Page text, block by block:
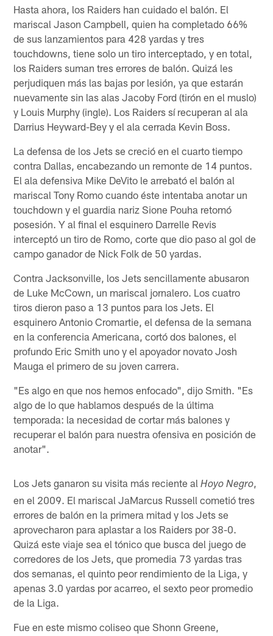
Hasta ahora, los Raiders han cuidado el balón. El
mariscal Jason Campbell, quien ha completado 66%
de sus lanzamientos para 428 yardas y tres
touchdowns, tiene solo un tiro interceptado, y en total,
los Raiders suman tres errores de balón. Quizá les
perjudiquen más las bajas por lesión, ya que estarán
nuevamente sin las alas Jacoby Ford (tirón en el muslo)
y Louis Murphy (ingle). Los Raiders sí recuperan al ala
Darrius Heyward-Bey y el ala cerrada Kevin Boss.
La defensa de los Jets se creció en el cuarto tiempo
contra Dallas, encabezando un remonte de 14 puntos.
El ala defensiva Mike DeVito le arrebató el balón al
mariscal Tony Romo cuando éste intentaba anotar un
touchdown y el guardia nariz Sione Pouha retomó
posesión. Y al final el esquinero Darrelle Revis
interceptó un tiro de Romo, corte que dio paso al gol de
campo ganador de Nick Folk de 50 yardas.
Contra Jacksonville, los Jets sencillamente abusaron
de Luke McCown, un mariscal jornalero. Los cuatro
tiros dieron paso a 13 puntos para los Jets. El
esquinero Antonio Cromartie, el defensa de la semana
en la conferencia Americana, cortó dos balones, el
profundo Eric Smith uno y el apoyador novato Josh
Mauga el primero de su joven carrera.
"Es algo en que nos hemos enfocado", dijo Smith. "Es
algo de lo que hablamos después de la última
temporada: la necesidad de cortar más balones y
recuperar el balón para nuestra ofensiva en posición de
anotar".
Los Jets ganaron su visita más reciente alHoyo Negro
en el 2009. El mariscal JaMarcus Russell cometió tres
errores de balón en la primera mitad y los Jets se
aprovecharon para aplastar a los Raiders por 38-0.
Quizá este viaje sea el tónico que busca del juego de
corredores de los Jets, que promedia 73 yardas tras
dos semanas, el quinto peor rendimiento de la Liga, y
apenas 3.0 yardas por acarreo, el sexto peor promedio
de la Liga.
Fue en este mismo coliseo que Shonn Greene,